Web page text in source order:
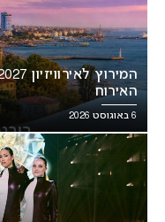
האירוח
6 באוגוסט 2026